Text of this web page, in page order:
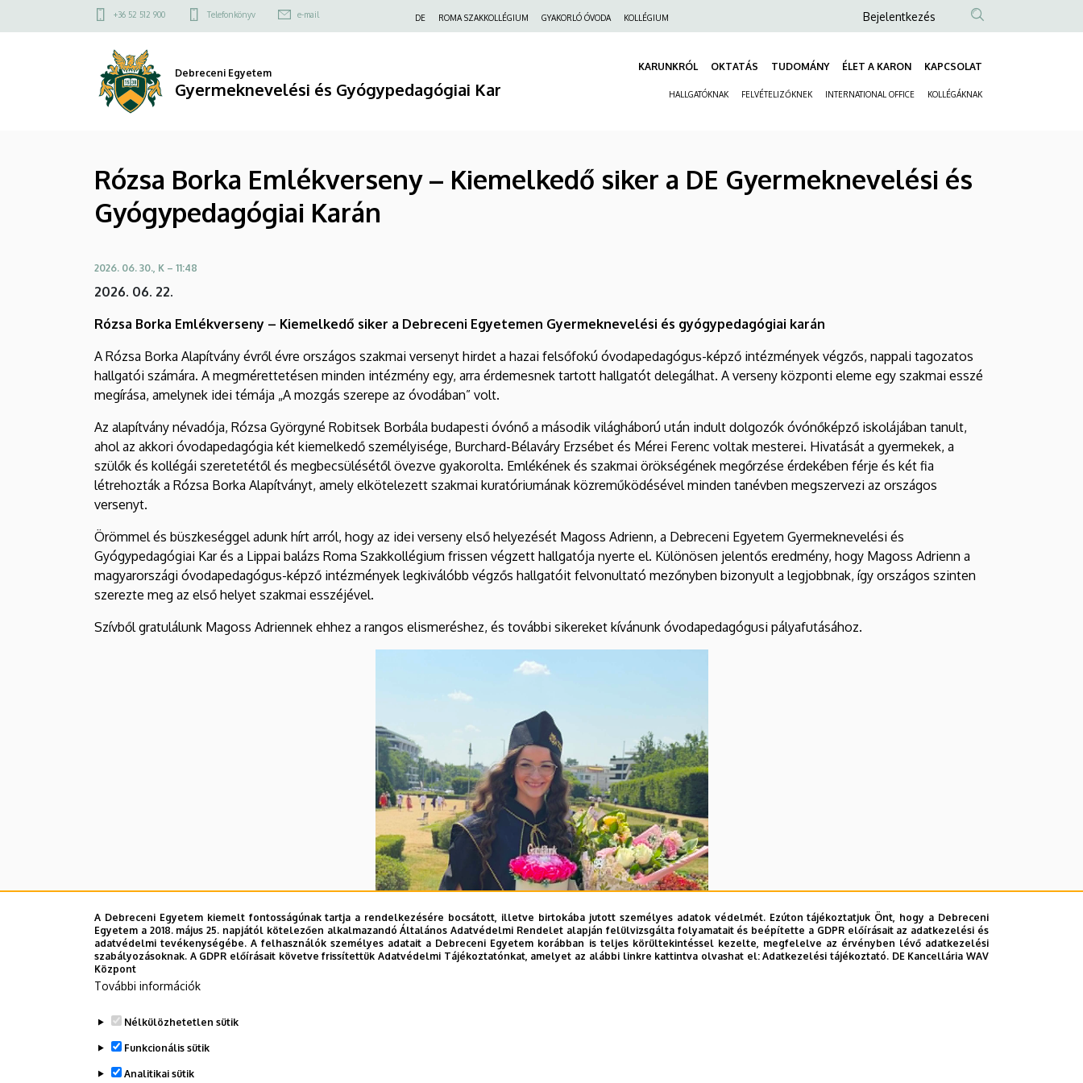
Emlékverseny
Gyermeknevelési
Gyógypedagógiai
Gyermeknevelési
Gyógypedagógiai
a
Felső
menü
+36 52 512 900 Telefonkönyv e-mail
Felső
DE ROMA SZAKKOLLÉGIUM GYAKORLÓ ÓVODA KOLLÉGIUM
Anonim
fiók
Bejelentkezés
Debreceni Egyetem
Gyermeknevelési és Gyógypedagógiai Kar
KARUNKRÓL OKTATÁS TUDOMÁNY ÉLET A KARON KAPCSOLAT
HALLGATÓKNAK FELVÉTELIZŐKNEK INTERNATIONAL OFFICE KOLLÉGÁKNAK
Rózsa Borka Emlékverseny – Kiemelkedő siker a DE Gyermeknevelési és
Gyógypedagógiai Karán
2026. 06. 30., K – 11:48
2026. 06. 22.
Rózsa Borka Emlékverseny – Kiemelkedő siker a Debreceni Egyetemen Gyermeknevelési és gyógypedagógiai karán
A Rózsa Borka Alapítvány évről évre országos szakmai versenyt hirdet a hazai felsőfokú óvodapedagógus-képző intézmények végzős, nappali tagozatos
hallgatói számára. A megmérettetésen minden intézmény egy, arra érdemesnek tartott hallgatót delegálhat. A verseny központi eleme egy szakmai esszé
megírása, amelynek idei témája „A mozgás szerepe az óvodában” volt.
Az alapítvány névadója, Rózsa Györgyné Robitsek Borbála budapesti óvónő a második világháború után indult dolgozók óvónőképző iskolájában tanult,
ahol az akkori óvodapedagógia két kiemelkedő személyisége, Burchard-Bélaváry Erzsébet és Mérei Ferenc voltak mesterei. Hivatását a gyermekek, a
szülők és kollégái szeretetétől és megbecsülésétől övezve gyakorolta. Emlékének és szakmai örökségének megőrzése érdekében férje és két fia
létrehozták a Rózsa Borka Alapítványt, amely elkötelezett szakmai kuratóriumának közreműködésével minden tanévben megszervezi az országos
versenyt.
Örömmel és büszkeséggel adunk hírt arról, hogy az idei verseny első helyezését Magoss Adrienn, a Debreceni Egyetem Gyermeknevelési és
Gyógypedagógiai Kar és a Lippai balázs Roma Szakkollégium frissen végzett hallgatója nyerte el. Különösen jelentős eredmény, hogy Magoss Adrienn a
magyarországi óvodapedagógus-képző intézmények legkiválóbb végzős hallgatóit felvonultató mezőnyben bizonyult a legjobbnak, így országos szinten
szerezte meg az első helyet szakmai esszéjével.
Szívből gratulálunk Magoss Adriennek ehhez a rangos elismeréshez, és további sikereket kívánunk óvodapedagógusi pályafutásához.
A Debreceni Egyetem kiemelt fontosságúnak tartja a rendelkezésére bocsátott, illetve birtokába jutott személyes adatok védelmét. Ezúton tájékoztatjuk Önt, hogy a Debreceni
Egyetem a 2018. május 25. napjától kötelezően alkalmazandó Általános Adatvédelmi Rendelet alapján felülvizsgálta folyamatait és beépítette a GDPR előírásait az adatkezelési és
adatvédelmi tevékenységébe. A felhasználók személyes adatait a Debreceni Egyetem korábban is teljes körültekintéssel kezelte, megfelelve az érvényben lévő adatkezelési
szabályozásoknak. A GDPR előírásait követve frissítettük Adatvédelmi Tájékoztatónkat, amelyet az alábbi linkre kattintva olvashat el:Adatkezelési tájékoztató. DE Kancellária WAV
Központ
További információk
Nélkülözhetetlen sütik
Funkcionális sütik
Analitikai sütik